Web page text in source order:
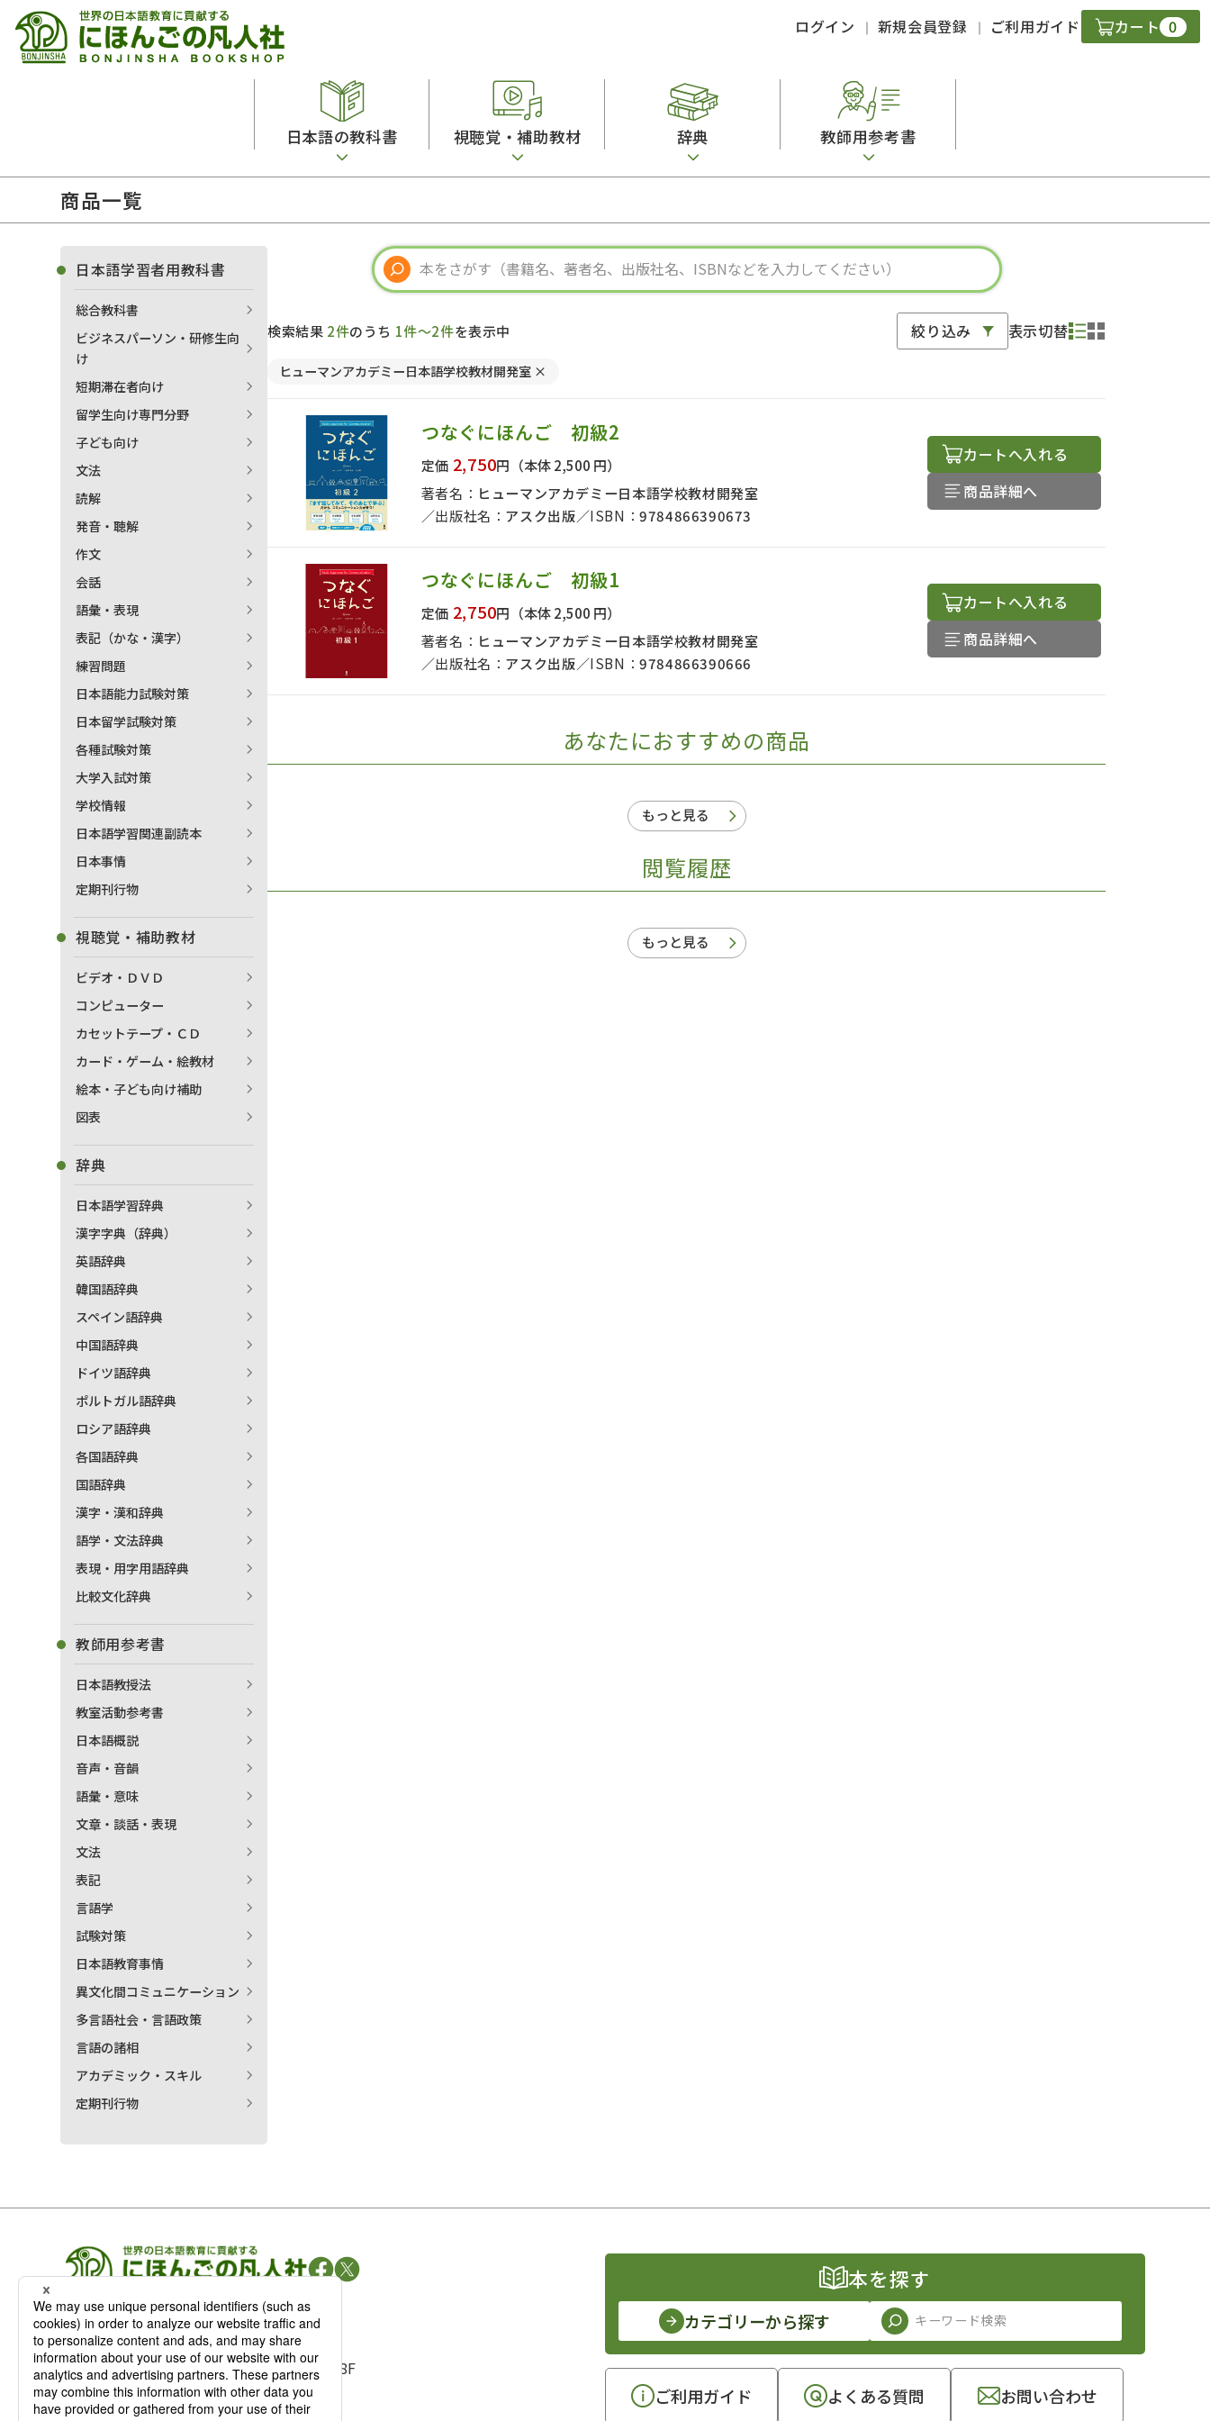
ログイン 新規会員登録 ご利用ガイド カート 0
日本語の教科書
留学生向け専門分野
子ども向け
文法
読解
発音・聴解
作文
練習問題
各種試験対策
日本語学習関連副読本
日本事情
視聴覚・補助教材
カード・ゲーム・絵教材
絵本・子ども向け補助 図表
辞典
韓国語辞典
スペイン語辞典
中国語辞典
ドイツ語辞典
ポルトガル語辞典
ロシア語辞典
各国語辞典
語学・文法辞典
教師用参考書
音声・音韻
語彙・意味
文章・談話・表現
文法
表記
言語学
試験対策
多言語社会・言語政策
定期刊行物
商品一覧
検索結果 2件のうち 1件～2件を表示中 絞り込み 表示切替
ヒューマンアカデミー日本語学校教材開発室 ×
つなぐにほんご 初級2
定価 2,750円 （本体 2,500 円）
著者名： ヒューマンアカデミー日本語学校教材開発室
出版社名： アスク出版 ISBN：9784866390673
カートへ入れる
商品詳細へ
つなぐにほんご 初級1
定価 2,750円 （本体 2,500 円）
著者名： ヒューマンアカデミー日本語学校教材開発室
出版社名： アスク出版 ISBN：9784866390666
カートへ入れる
商品詳細へ
あなたにおすすめの商品
もっと見る
閲覧履歴
もっと見る
日本語学習者用教科書
総合教科書
ビジネスパーソン・研修生向
け
短期滞在者向け
留学生向け専門分野
子ども向け
文法
読解
発音・聴解
作文
会話
語彙・表現
表記（かな・漢字）
練習問題
日本語能力試験対策
日本留学試験対策
各種試験対策
大学入試対策
学校情報
日本語学習関連副読本
日本事情
定期刊行物
視聴覚・補助教材
ビデオ・ＤＶＤ
コンピューター
カセットテープ・ＣＤ
カード・ゲーム・絵教材
絵本・子ども向け補助
図表
辞典
日本語学習辞典
漢字字典（辞典）
英語辞典
韓国語辞典
スペイン語辞典
中国語辞典
ドイツ語辞典
ポルトガル語辞典
ロシア語辞典
各国語辞典
国語辞典
漢字・漢和辞典
語学・文法辞典
表現・用字用語辞典
比較文化辞典
教師用参考書
日本語教授法
教室活動参考書
日本語概説
音声・音韻
語彙・意味
文章・談話・表現
文法
表記
言語学
試験対策
日本語教育事情
異文化間コミュニケーション
多言語社会・言語政策
言語の諸相
アカデミック・スキル
定期刊行物
凡人社の出版情報
〒102-0093 東京都千代田区平河町 1-3-13 8F
TEL：03-3263-3959／FAX：03-3263-3116
本を探す
カテゴリーから探す
ご利用ガイド よくある質問 お問い合わせ